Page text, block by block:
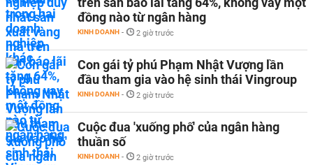
đồng nào từ ngân hàng
KINH DOANH - 2 giờ trước
Con gái tỷ phú Phạm Nhật Vượng lần
đầu tham gia vào hệ sinh thái Vingroup
KINH DOANH - 2 giờ trước
Cuộc đua 'xuống phố' của ngân hàng
thuần số
KINH DOANH - 2 giờ trước